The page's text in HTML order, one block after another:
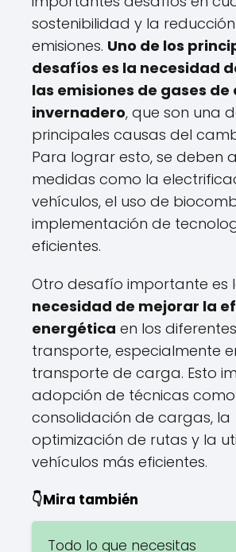
sostenibilidad y la
emisiones. Uno de los
desafíos es la necesidad
las emisiones de gases de
invernadero, que son una
principales causas del
Para lograr esto, se deben
medidas como la
vehículos, el uso de
implementación de
eficientes.
Otro desafío importante es
necesidad de mejorar la
energética en los
transporte, especialmente
transporte de carga. Esto
adopción de técnicas
consolidación de cargas, la
optimización de rutas y la
vehículos más eficientes.
👇Mira también
Todo lo que necesitas